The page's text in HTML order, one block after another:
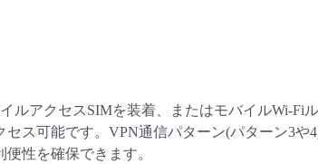
ルアクセスSIMを装着、またはモバイルWi-Fi
ス可能です。VPN通信パターン(パターン3や
性を確保できます。